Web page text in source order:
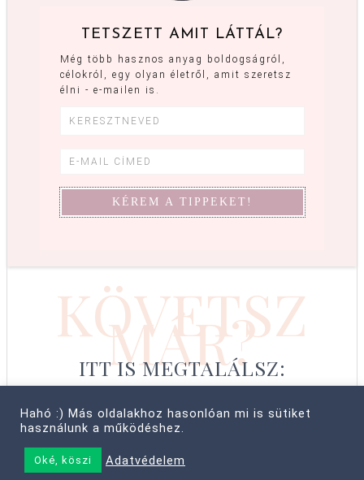
TETSZETT AMIT LÁTTÁL?
Még több hasznos anyag boldogságról,
célokról, egy olyan életről, amit szeretsz
élni - e-mailen is.
KÖVETSZ
MÁR?
ITT IS MEGTALÁLSZ:
© COPYRIGHT 2008–2026 CABBIT SUPREME LTD, FARKAS LÍVIA
• MINDEN JOG FENNTARTVA! ·
Hahó :) Más oldalakhoz hasonlóan mi is sütiket
használunk a működéshez.
Oké, köszi Adatvédelem